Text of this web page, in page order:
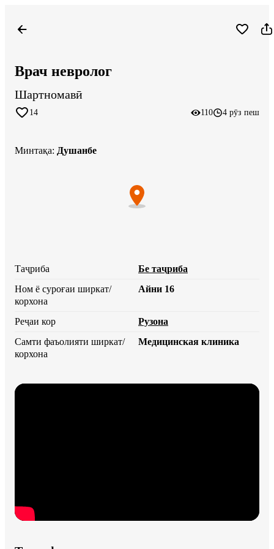
Врач невролог
Шартномавӣ
14 110 4 рӯз пеш
Минтақа: Душанбе
Таҷриба
Бе таҷриба
Ном ё суроғаи ширкат/
корхона
Айни 16
Реҷаи кор
Рузона
Самти фаъолияти ширкат/
корхона
Медицинская клиника